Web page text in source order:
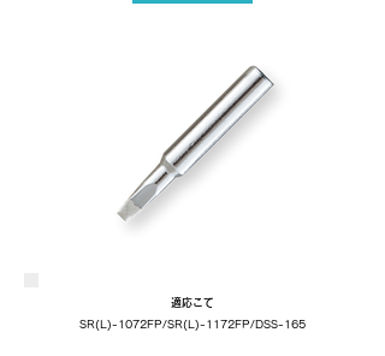
適応こて
SR(L)-1072FP/SR(L)-1172FP/DSS-165